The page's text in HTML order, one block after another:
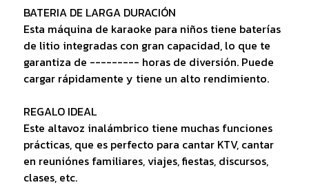
BATERIA DE LARGA DURACIÓN
Esta máquina de karaoke para niños tiene baterías
de litio integradas con gran capacidad, lo que te
garantiza de --------- horas de diversión. Puede
cargar rápidamente y tiene un alto rendimiento.
REGALO IDEAL
Este altavoz inalámbrico tiene muchas funciones
prácticas, que es perfecto para cantar KTV, cantar
en reuniónes familiares, viajes, fiestas, discursos,
clases, etc.